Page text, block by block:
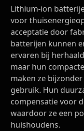
Lithium-ion
voor
acceptatie door
batterijen kunnen
ervaren bij
maar hun
maken ze
gebruik. Hun
compensatie voor
waardoor ze een
huishoudens.